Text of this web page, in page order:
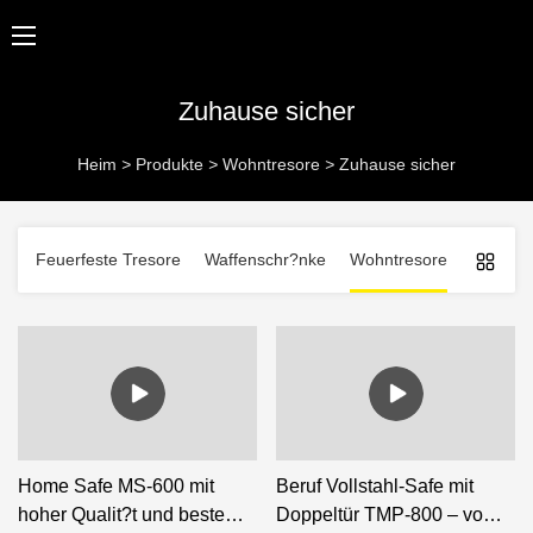
Zuhause sicher
Heim > Produkte > Wohntresore > Zuhause sicher
Feuerfeste Tresore Waffenschr?nke Wohntresore
Home Safe MS-600 mit
hoher Qualit?t und bestem
Beruf Vollstahl-Safe mit
Doppeltür TMP-800 – vom